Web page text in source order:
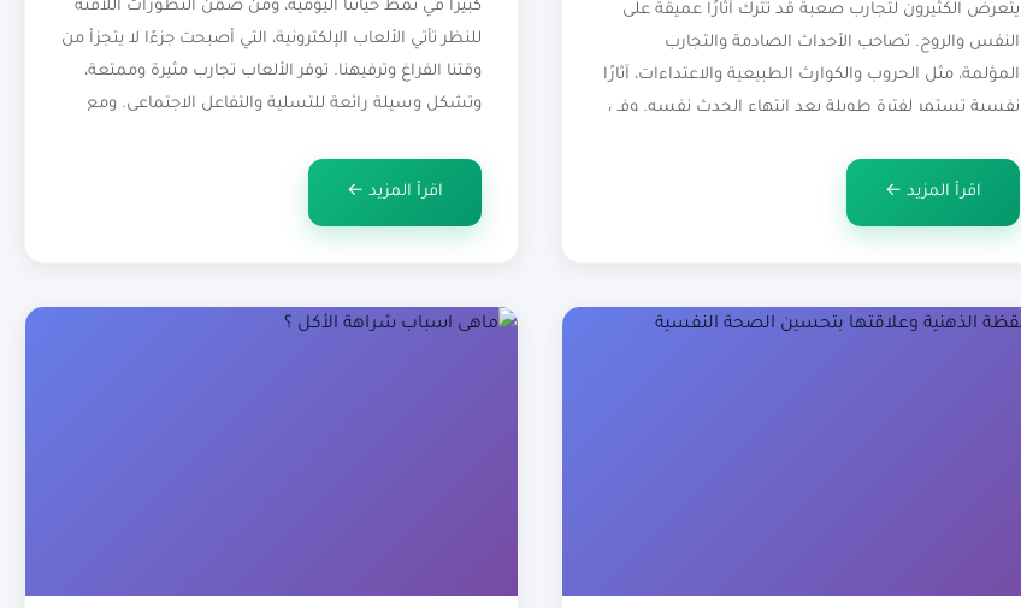
يتعرض الكثيرون لتجارب صعبة قد تترك آثارًا عميقة على
النفس والروح. تصاحب الأحداث الصادمة والتجارب
المؤلمة، مثل الحروب والكوارث الطبيعية والاعتداءات، آثارًا
نفسية تستمر لفترة طويلة بعد انتهاء الحدث نفسه. وفي
كواحدة من الظواهر النفسية التي تتطلب اهتمامًا خاصًا.
اقرأ المزيد ←
كبيرًا في نمط حياتنا اليومية، ومن ضمن التطورات اللافتة
للنظر تأتي الألعاب الإلكترونية، التي أصبحت جزءًا لا يتجزأ من
وقتنا الفراغ وترفيهنا. توفر الألعاب تجارب مثيرة وممتعة،
وتشكل وسيلة رائعة للتسلية والتفاعل الاجتماعي. ومع
حيث يفقد الأفراد […]
اقرأ المزيد ←